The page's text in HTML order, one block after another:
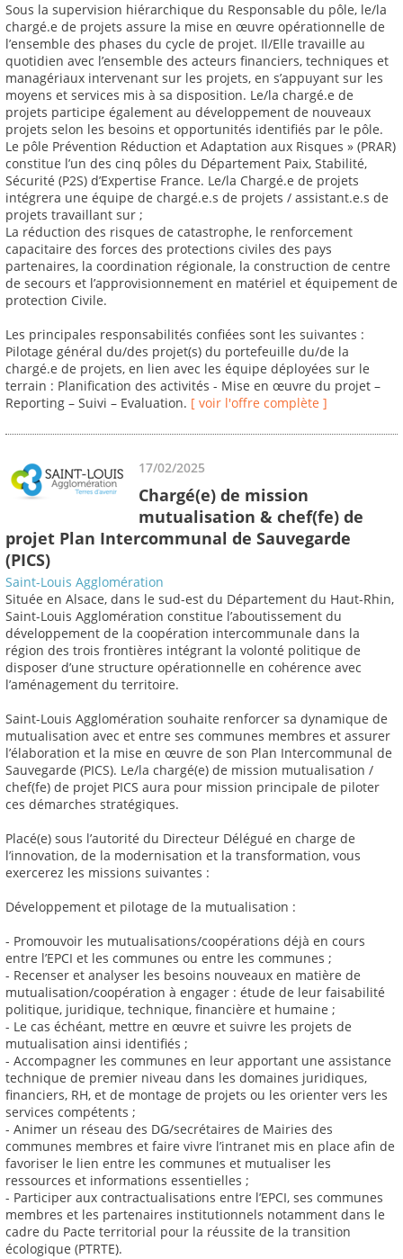
Sous la supervision hiérarchique du Responsable du pôle, le/la
chargé.e de projets assure la mise en œuvre opérationnelle de
l’ensemble des phases du cycle de projet. Il/Elle travaille au
quotidien avec l’ensemble des acteurs financiers, techniques et
managériaux intervenant sur les projets, en s’appuyant sur les
moyens et services mis à sa disposition. Le/la chargé.e de
projets participe également au développement de nouveaux
projets selon les besoins et opportunités identifiés par le pôle.
Le pôle Prévention Réduction et Adaptation aux Risques » (PRAR)
constitue l’un des cinq pôles du Département Paix, Stabilité,
Sécurité (P2S) d’Expertise France. Le/la Chargé.e de projets
intégrera une équipe de chargé.e.s de projets / assistant.e.s de
projets travaillant sur ;
La réduction des risques de catastrophe, le renforcement
capacitaire des forces des protections civiles des pays
partenaires, la coordination régionale, la construction de centre
de secours et l’approvisionnement en matériel et équipement de
protection Civile.
Les principales responsabilités confiées sont les suivantes :
Pilotage général du/des projet(s) du portefeuille du/de la
chargé.e de projets, en lien avec les équipe déployées sur le
terrain : Planification des activités - Mise en œuvre du projet –
Reporting – Suivi – Evaluation. [ voir l'offre complète ]
17/02/2025
Chargé(e) de mission
mutualisation & chef(fe) de
projet Plan Intercommunal de Sauvegarde
(PICS)
Saint-Louis Agglomération
Située en Alsace, dans le sud-est du Département du Haut-Rhin,
Saint-Louis Agglomération constitue l’aboutissement du
développement de la coopération intercommunale dans la
région des trois frontières intégrant la volonté politique de
disposer d’une structure opérationnelle en cohérence avec
l’aménagement du territoire.
Saint-Louis Agglomération souhaite renforcer sa dynamique de
mutualisation avec et entre ses communes membres et assurer
l’élaboration et la mise en œuvre de son Plan Intercommunal de
Sauvegarde (PICS). Le/la chargé(e) de mission mutualisation /
chef(fe) de projet PICS aura pour mission principale de piloter
ces démarches stratégiques.
Placé(e) sous l’autorité du Directeur Délégué en charge de
l’innovation, de la modernisation et la transformation, vous
exercerez les missions suivantes :
Développement et pilotage de la mutualisation :
- Promouvoir les mutualisations/coopérations déjà en cours
entre l’EPCI et les communes ou entre les communes ;
- Recenser et analyser les besoins nouveaux en matière de
mutualisation/coopération à engager : étude de leur faisabilité
politique, juridique, technique, financière et humaine ;
- Le cas échéant, mettre en œuvre et suivre les projets de
mutualisation ainsi identifiés ;
- Accompagner les communes en leur apportant une assistance
technique de premier niveau dans les domaines juridiques,
financiers, RH, et de montage de projets ou les orienter vers les
services compétents ;
- Animer un réseau des DG/secrétaires de Mairies des
communes membres et faire vivre l’intranet mis en place afin de
favoriser le lien entre les communes et mutualiser les
ressources et informations essentielles ;
- Participer aux contractualisations entre l’EPCI, ses communes
membres et les partenaires institutionnels notamment dans le
cadre du Pacte territorial pour la réussite de la transition
écologique (PTRTE).